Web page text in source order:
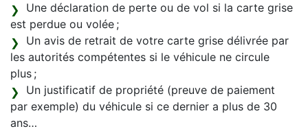
Une déclaration de perte ou de vol si la carte grise
est perdue ou volée ;
Un avis de retrait de votre carte grise délivrée par
les autorités compétentes si le véhicule ne circule
plus ;
Un justificatif de propriété (preuve de paiement
par exemple) du véhicule si ce dernier a plus de 30
ans…